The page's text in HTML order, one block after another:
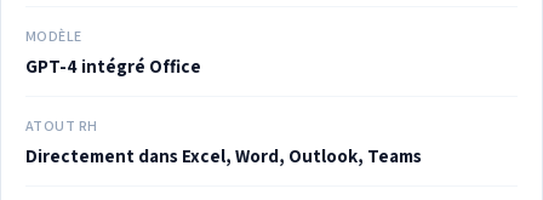
MODÈLE
GPT-4 intégré Office
ATOUT RH
Directement dans Excel, Word, Outlook, Teams